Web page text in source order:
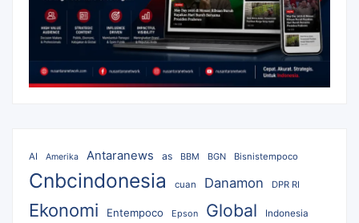
AI Amerika Antaranews as BBM BGN Bisnistempoco
Cnbcindonesia cuan Danamon DPR RI
Ekonomi Entempoco Epson Global Indonesia